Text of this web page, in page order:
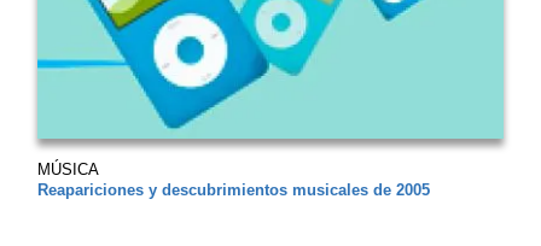
MÚSICA
Reapariciones y descubrimientos musicales de 2005